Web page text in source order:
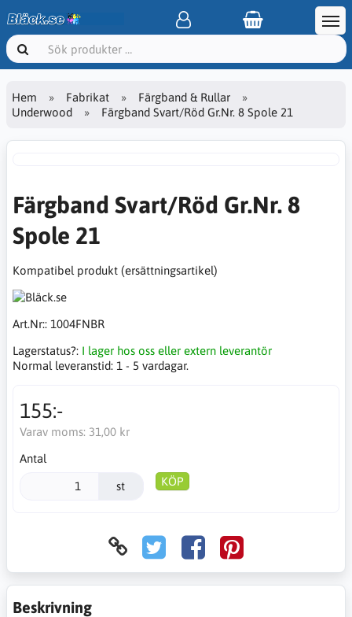
Hem Fabrikat
Färgband & Rullar
Underwood
Färgband Svart/Röd Gr.Nr. 8 Spole 21
Färgband Svart/Röd Gr.Nr. 8
Spole 21
Kompatibel produkt (ersättningsartikel)
Art.Nr:: 1004FNBR
Lagerstatus?: I lager hos oss eller extern leverantör
Normal leveranstid: 1 - 5 vardagar.
155:-
Varav moms: 31,00 kr
Antal
st KÖP
Beskrivning